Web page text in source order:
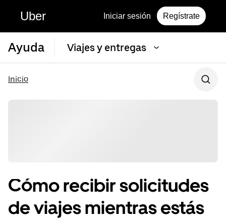
Uber Iniciar sesión Regístrate
Ayuda Viajes y entregas
Inicio
Cómo recibir solicitudes
de viajes mientras estás